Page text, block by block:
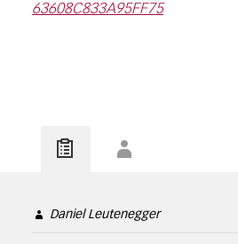
63608C833A95FF75
Daniel Leutenegger